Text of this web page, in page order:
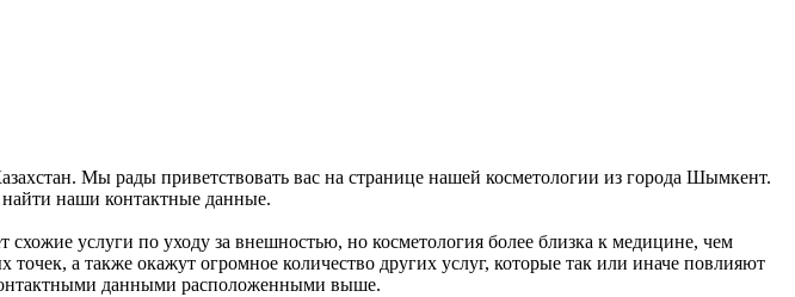
Мы рады приветствовать вас на странице нашей косметологии из города Шымкент.
наши контактные данные.
услуги по уходу за внешностью, но косметология более близка к медицине, чем
а также окажут огромное количество других услуг, которые так или иначе повлияют
данными расположенными выше.